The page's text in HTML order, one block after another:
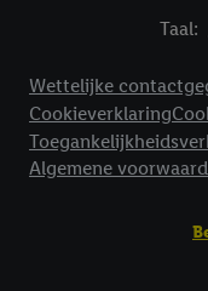
Taal:
Wettelijke
Cookieverklaring
Algemene